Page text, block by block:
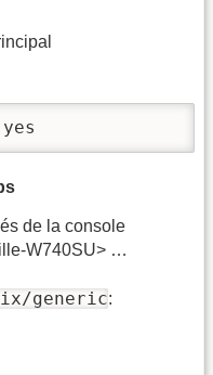
de la console
W740SU> …
generic: